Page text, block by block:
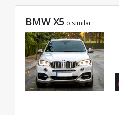
BMW X5 o similar